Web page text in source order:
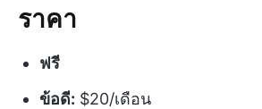
ราคา
ฟรี
ข้อดี: $20/เดือน